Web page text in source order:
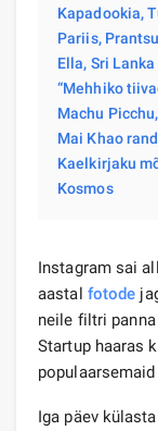
Kapadookia,
Pariis,
Ella, Sri Lanka
“Mehhiko
Machu
Mai Khao
Kaelkirjaku
Kosmos
Instagram sai
aastal fotode
neile filtri
Startup haaras
Iga päev